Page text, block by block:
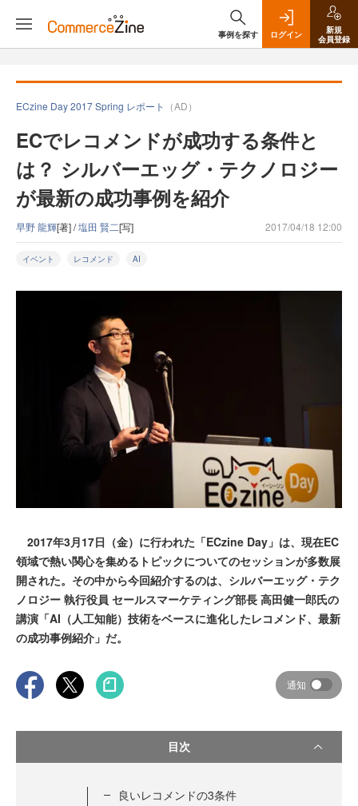
事例を探す ログイン
新規
会員登録
ECzine Day 2017 Spring レポート （AD）
ECでレコメンドが成功する条件と
は？ シルバーエッグ・テクノロジー
が最新の成功事例を紹介
早野 龍輝[著] /塩田 賢二[写] 2017/04/18 12:00
イベント レコメンド AI
2017年3月17日（金）に行われた「ECzine Day」は、現在EC
領域で熱い関心を集めるトピックについてのセッションが多数展
開された。その中から今回紹介するのは、シルバーエッグ・テク
ノロジー 執行役員 セールスマーケティング部長 高田健一郎氏の
講演「AI（人工知能）技術をベースに進化したレコメンド、最新
の成功事例紹介」だ。
通知
目次
良いレコメンドの3条件